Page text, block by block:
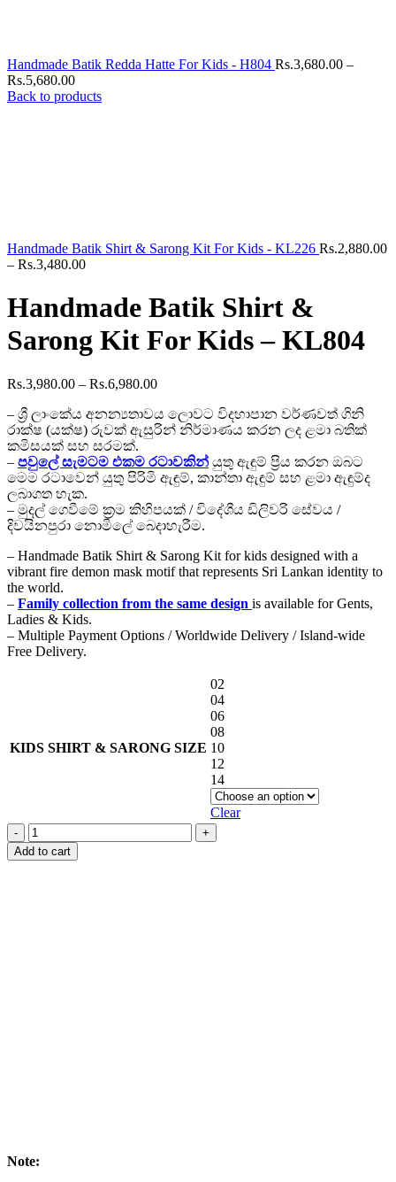
Handmade Batik Redda Hatte For Kids - H804 Rs.3,680.00 –
Rs.5,680.00Price
range:
Back to products
Handmade Batik Shirt & Sarong Kit For Kids - KL226 Rs.2,880.00
– Rs.3,480.00Price
Rs.2,880.00
through
Rs.3,480.00
Handmade Batik Shirt &
Sarong Kit For Kids – KL804
Rs.3,980.00 – Rs.6,980.00Price
Rs.3,980.00
through
– ශ්‍රී ලාංකේය අනන්‍යතාවය ලොවට විදහාපාන වර්ණවත් ගිනි
රාක්ෂ (යක්ෂ) රුවක් ඇසුරින් නිර්මාණය කරන ලද ළමා බතික්
කමිසයක් සහ සරමක්.
– පවුලේ සැමටම එකම රටාවකින් යුතු ඇඳුම් ප්‍රිය කරන ඔබට
මෙම රටාවෙන් යුතු පිරිමි ඇඳුම්, කාන්තා ඇඳුම් සහ ළමා ඇඳුම්ද
ලබාගත හැක.
– මුදල් ගෙවීමේ ක්‍රම කිහිපයක් / විදේශීය ඩිලිවරි සේවය /
දිවයිනපුරා නොමිලේ බෙදාහැරීම.
– Handmade Batik Shirt & Sarong Kit for kids designed with a
vibrant fire demon mask motif that represents Sri Lankan identity to
the world.
– Family collection from the same design is available for Gents,
Ladies & Kids.
– Multiple Payment Options / Worldwide Delivery / Island-wide
Free Delivery.
KIDS SHIRT & SARONG SIZE
02
04
06
08
10
12
14
Clear
Handmade
Batik
Shirt
Add to cart
Note: